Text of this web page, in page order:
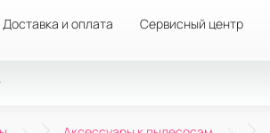
Доставка и оплата Сервисный центр